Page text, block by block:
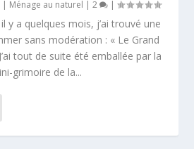
| Ménage au naturel |2 |
y a quelques mois, j’ai trouvé une
sans modération : « Le Grand
tout de suite été emballée par la
grimoire de la...